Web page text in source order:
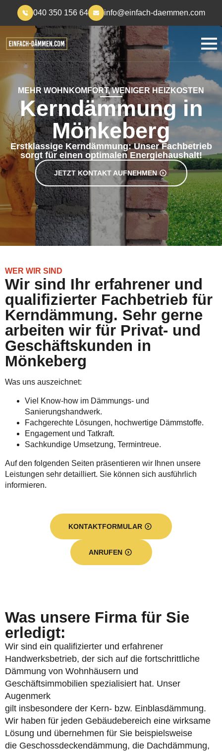
040 350 156 64 info@einfach-daemmen.com
MEHR WOHNKOMFORT, WENIGER HEIZKOSTEN
Kerndämmung in
Mönkeberg
Erstklassige Kerndämmung: Unser Fachbetrieb
sorgt für einen optimalen Energiehaushalt!
JETZT KONTAKT AUFNEHMEN
WER WIR SIND
Wir sind Ihr erfahrener und
qualifizierter Fachbetrieb für
Kerndämmung. Sehr gerne
arbeiten wir für Privat- und
Geschäftskunden in
Mönkeberg
Was uns auszeichnet:
Viel Know-how im Dämmungs- und
Sanierungshandwerk.
Fachgerechte Lösungen, hochwertige Dämmstoffe.
Engagement und Tatkraft.
Sachkundige Umsetzung, Termintreue.
Auf den folgenden Seiten präsentieren wir Ihnen unsere
Leistungen sehr detailliert. Sie können sich ausführlich
informieren.
KONTAKTFORMULAR
ANRUFEN
Was unsere Firma für Sie
erledigt:
Wir sind ein qualifizierter und erfahrener
Handwerksbetrieb, der sich auf die fortschrittliche
Dämmung von Wohnhäusern und
Geschäftsimmobilien spezialisiert hat. Unser
Augenmerk
gilt insbesondere der Kern- bzw. Einblasdämmung.
Wir haben für jeden Gebäudebereich eine wirksame
Lösung und übernehmen für Sie beispielsweise
die Geschossdeckendämmung, die Dachdämmung,